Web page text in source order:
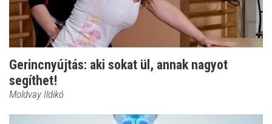
Gerincnyújtás: aki sokat ül, annak nagyot
segíthet!
Moldvay Ildikó